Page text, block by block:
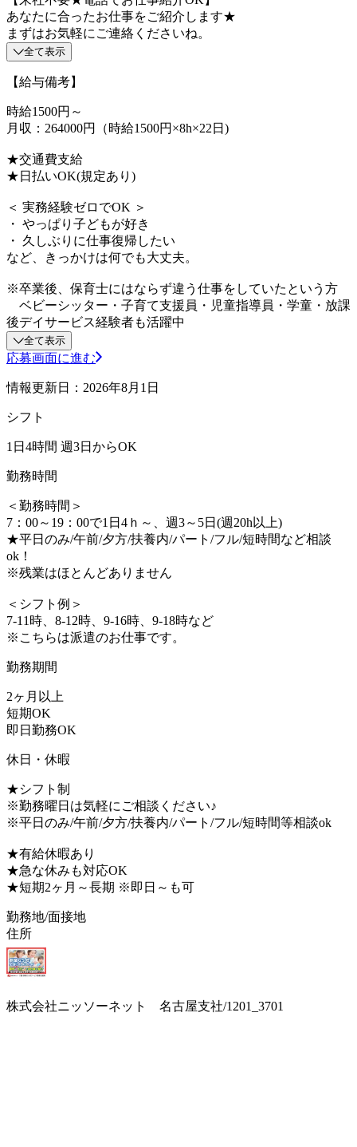
あなたに合ったお仕事をご紹介します★
まずはお気軽にご連絡くださいね。
全て表示
【給与備考】
時給1500円～
月収：264000円（時給1500円×8h×22日)
★交通費支給
★日払いOK(規定あり)
＜ 実務経験ゼロでOK ＞
・ やっぱり子どもが好き
・ 久しぶりに仕事復帰したい
など、きっかけは何でも大丈夫。
※卒業後、保育士にはならず違う仕事をしていたという方
ベビーシッター・子育て支援員・児童指導員・学童・放課
後デイサービス経験者も活躍中
全て表示
応募画面に進む
情報更新日：2026年8月1日
シフト
1日4時間 週3日からOK
勤務時間
＜勤務時間＞
7：00～19：00で1日4ｈ～、週3～5日(週20h以上)
★平日のみ/午前/夕方/扶養内/パート/フル/短時間など相談
ok！
※残業はほとんどありません
＜シフト例＞
7-11時、8-12時、9-16時、9-18時など
※こちらは派遣のお仕事です。
勤務期間
2ヶ月以上
短期OK
即日勤務OK
休日・休暇
★シフト制
※勤務曜日は気軽にご相談ください♪
※平日のみ/午前/夕方/扶養内/パート/フル/短時間等相談ok
★有給休暇あり
★急な休みも対応OK
★短期2ヶ月～長期 ※即日～も可
勤務地/面接地
住所
株式会社ニッソーネット 名古屋支社/1201_3701